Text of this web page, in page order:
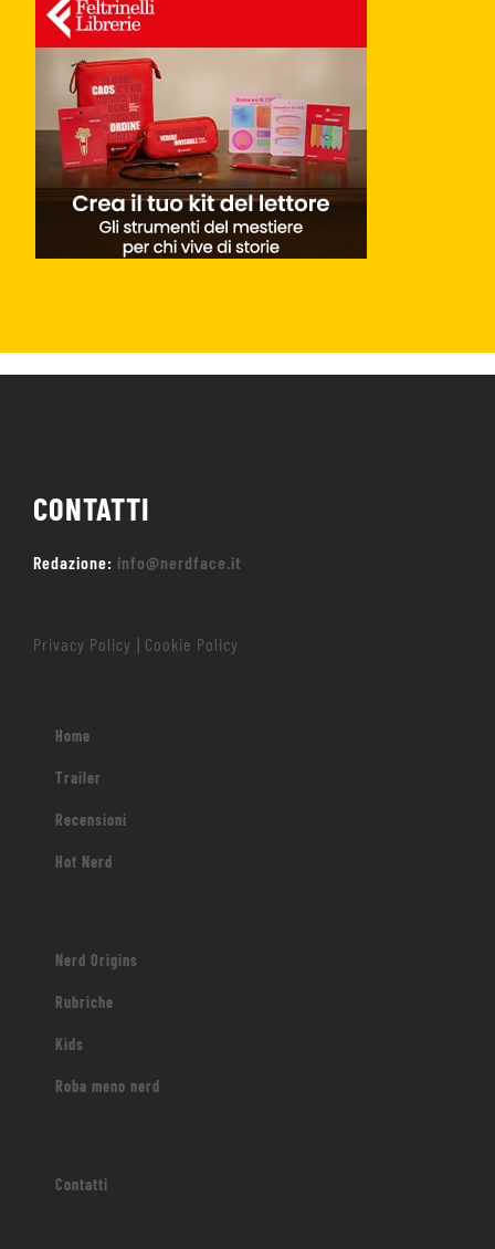
CONTATTI
Redazione: info@nerdface.it
Privacy Policy Cookie Policy
Home
Trailer
Recensioni
Hot Nerd
Nerd Origins
Rubriche
Kids
Roba meno nerd
Contatti